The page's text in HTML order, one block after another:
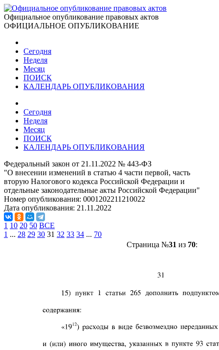
Официальное опубликование правовых актов
ОФИЦИАЛЬНОЕ ОПУБЛИКОВАНИЕ
Сегодня
Неделя
Месяц
ПОИСК
КАЛЕНДАРЬ ОПУБЛИКОВАНИЯ
Сегодня
Неделя
Месяц
ПОИСК
КАЛЕНДАРЬ ОПУБЛИКОВАНИЯ
Федеральный закон от 21.11.2022 № 443-ФЗ
"О внесении изменений в статью 4 части первой, часть
вторую Налогового кодекса Российской Федерации и
отдельные законодательные акты Российской Федерации"
Номер опубликования: 0001202211210022
Дата опубликования: 21.11.2022
1 10 20 50 ВСЕ
1 ... 28 29 30 31 32 33 34 ... 70
Страница №31 из 70: